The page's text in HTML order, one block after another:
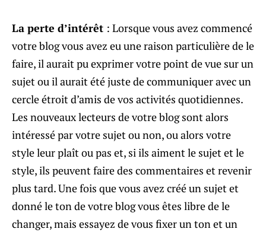
La perte d’intérêt : Lorsque vous avez commencé
votre blog vous avez eu une raison particulière de le
faire, il aurait pu exprimer votre point de vue sur un
sujet ou il aurait été juste de communiquer avec un
cercle étroit d’amis de vos activités quotidiennes.
Les nouveaux lecteurs de votre blog sont alors
intéressé par votre sujet ou non, ou alors votre
style leur plaît ou pas et, si ils aiment le sujet et le
style, ils peuvent faire des commentaires et revenir
plus tard. Une fois que vous avez créé un sujet et
donné le ton de votre blog vous êtes libre de le
changer, mais essayez de vous fixer un ton et un